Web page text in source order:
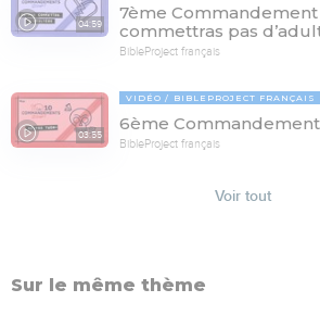
04:59
7ème Commandement
commettras pas
BibleProject français
03:55
VIDÉO BIBLEPROJECT FRANÇAIS
6ème
BibleProject français
Voir tout
Sur le même thème